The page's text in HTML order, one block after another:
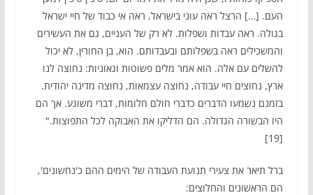
העם. […] הרצל ראה עוני בישראל, ראה אי כבוד של חיי ישראל
בגולה. ראה עבדות ושפלות. לא רק של העניים, גם את העשירים
והמשכילים ראה בשפלותם ובעבדותם. הוא, בן החורין, לא יכול
להשלים עם אלה. הוא אמר מלים פשוטות וגאוניות: נחוצה לנו
ארץ, נחוצים חיי עבודה, נחוצה עצמאות, נחוצה מדינה יהודית.
בזמנם נשמעו הדברים כדברי חולם חלומות, דברי משוגע. אך הם
היו הבשורה הגדולה. הם הדליקו את האבוקה לכל התפוצות."
[19]
ברל תיאר את צעירי תנועת העבודה של הימים ההם כ'נחשונים',
הם הראשונים והחלוצים: